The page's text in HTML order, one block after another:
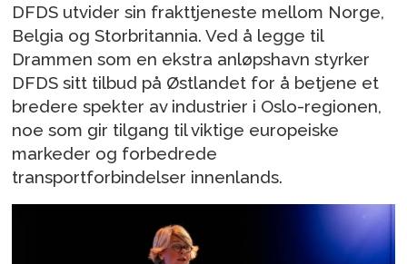
DFDS utvider sin frakttjeneste mellom Norge,
Belgia og Storbritannia. Ved å legge til
Drammen som en ekstra anløpshavn styrker
DFDS sitt tilbud på Østlandet for å betjene et
bredere spekter av industrier i Oslo-regionen,
noe som gir tilgang til viktige europeiske
markeder og forbedrede
transportforbindelser innenlands.